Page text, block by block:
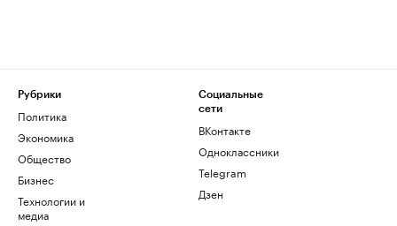
Рубрики
Политика
Экономика
Общество
Бизнес
Технологии и
медиа
Социальные
сети
ВКонтакте
Одноклассники
Telegram
Дзен